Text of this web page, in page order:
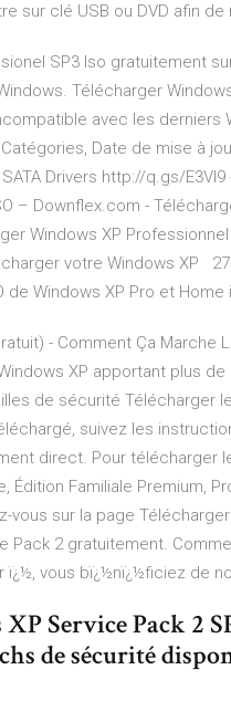
sur clé USB ou DVD afin de
SP3 Iso gratuitement
Télécharger
avec les derniers
Date de mise à
Drivers http://q.gs/E3Vl9
– Downflex.com -
Windows XP
votre Windows XP
Windows XP Pro et Home
- Comment Ça Marche
XP apportant plus
de sécurité Télécharger
suivez les
direct. Pour télécharger
Édition Familiale Premium,
sur la page
Pack 2 gratuitement.
ï¿½, vous bï¿½nï¿½ficiez de
Service Pack 2
de sécurité